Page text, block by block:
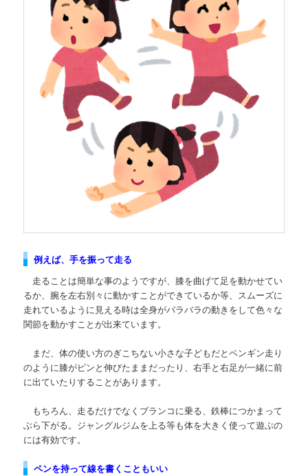
例えば、手を振って走る
走ることは簡単な事のようですが、膝を曲げて足を動かせてい
るか、腕を左右別々に動かすことができているか等、スムーズに
走れているように見える時は全身がバラバラの動きをして色々な
関節を動かすことが出来ています。
まだ、体の使い方のぎこちない小さな子どもだとペンギン走り
のように膝がピンと伸びたままだったり、右手と右足が一緒に前
に出ていたりすることがあります。
もちろん、走るだけでなくブランコに乗る、鉄棒につかまって
ぶら下がる。ジャングルジムを上る等も体を大きく使って遊ぶの
には有効です。
ペンを持って線を書くこともいい